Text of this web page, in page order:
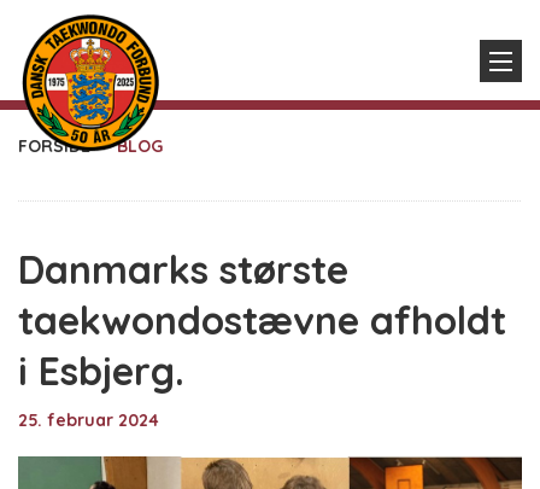
FORSIDE BLOG
Danmarks største
taekwondostævne afholdt
i Esbjerg.
25. februar 2024